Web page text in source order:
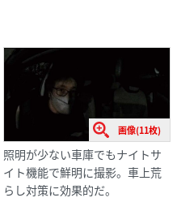
画像(11枚)
照明が少ない車庫でもナイトサ
イト機能で鮮明に撮影。車上荒
らし対策に効果的だ。